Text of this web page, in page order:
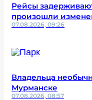
Рейсы
произошли
07.08.2026, 09:26
Владельца
Мурманске
07.08.2026, 08:57